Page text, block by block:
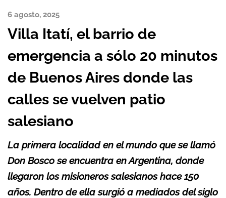
6 agosto, 2025
Villa Itatí, el barrio de
emergencia a sólo 20 minutos
de Buenos Aires donde las
calles se vuelven patio
salesiano
La primera localidad en el mundo que se llamó
Don Bosco se encuentra en Argentina, donde
llegaron los misioneros salesianos hace 150
años. Dentro de ella surgió a mediados del siglo